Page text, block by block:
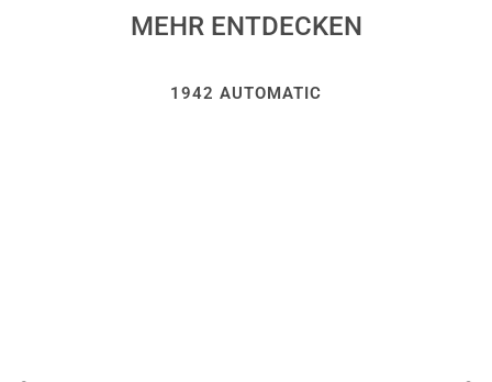
MEHR ENTDECKEN
1942 AUTOMATIC